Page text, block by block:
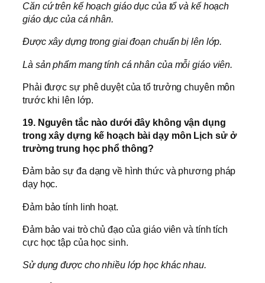
Căn cứ trên kế hoạch giáo dục của tổ và kế hoạch
giáo dục của cá nhân.
Được xây dựng trong giai đoạn chuẩn bị lên lớp.
Là sản phẩm mang tính cá nhân của mỗi giáo viên.
Phải được sự phê duyệt của tổ trưởng chuyên môn
trước khi lên lớp.
19. Nguyên tắc nào dưới đây không vận dụng
trong xây dựng kế hoạch bài dạy môn Lịch sử ở
trường trung học phổ thông?
Đảm bảo sự đa dạng về hình thức và phương pháp
dạy học.
Đảm bảo tính linh hoạt.
Đảm bảo vai trò chủ đạo của giáo viên và tính tích
cực học tập của học sinh.
Sử dụng được cho nhiều lớp học khác nhau.